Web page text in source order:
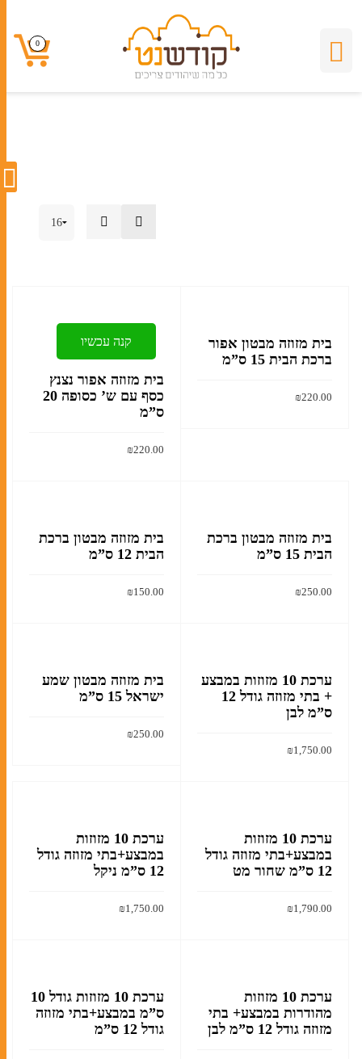
0 מזוזה בזול
קנה עכשיו
בית מזוזה אפור נצנץ
כסף עם ש’ כסופה 20
ס”מ
₪220.00
בית מזוזה מבטון אפור
ברכת הבית 15 ס”מ
₪220.00
בית מזוזה מבטון ברכת
הבית 12 ס”מ
₪150.00
בית מזוזה מבטון ברכת
הבית 15 ס”מ
₪250.00
בית מזוזה מבטון שמע
ישראל 15 ס”מ
₪250.00
ערכת 10 מזוזות במבצע
+ בתי מזוזה גודל 12
ס”מ לבן
₪1,750.00
ערכת 10 מזוזות
במבצע+בתי מזוזה גודל
12 ס”מ ניקל
₪1,750.00
ערכת 10 מזוזות
במבצע+בתי מזוזה גודל
12 ס”מ שחור מט
₪1,790.00
ערכת 10 מזוזות גודל 10
ס”מ במבצע+בתי מזוזה
גודל 12 ס”מ
ערכת 10 מזוזות
מהודרות במבצע+ בתי
מזוזה גודל 12 ס”מ לבן
0
אומנות יהודית עכשווית